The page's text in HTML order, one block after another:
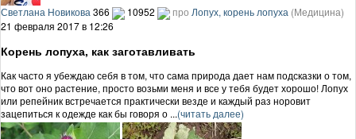
Светлана Новикова 366 10952 про Лопух, корень лопуха (Медицина)
21 февраля 2017 в 12:26
Корень лопуха, как заготавливать
Как часто я убеждаю себя в том, что сама природа дает нам подсказки о том,
что вот оно растение, просто возьми меня и все у тебя будет хорошо! Лопух
или репейник встречается практически везде и каждый раз норовит
зацепиться к одежде как бы говоря о ...(читать далее)